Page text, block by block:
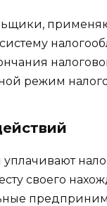
режим
своего